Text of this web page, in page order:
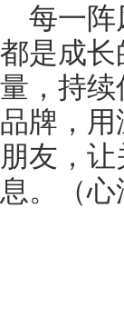
每一阵
都是成
量，持
品牌，
朋友，
息。（